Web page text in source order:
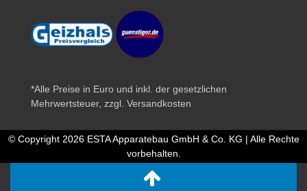
*Alle Preise in Euro und inkl. der gesetzlichen
Mehrwertsteuer, zzgl. Versandkosten
© Copyright 2026 ESTA Apparatebau GmbH & Co. KG | Alle Rechte
vorbehalten.